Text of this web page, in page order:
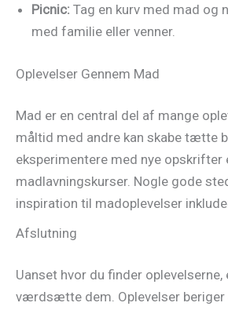
Picnic: Tag en kurv med mad og
med familie eller venner.
Oplevelser Gennem Mad
Mad er en central del af mange
måltid med andre kan skabe tætte
eksperimentere med nye opskrifter
madlavningskurser. Nogle gode
inspiration til madoplevelser
Afslutning
Uanset hvor du finder
værdsætte dem. Oplevelser beriger